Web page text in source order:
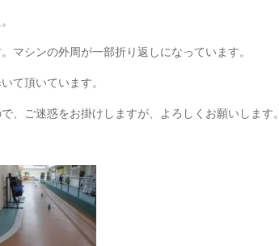
マシンの外周が一部折り返しになっています。
て頂いています。
、ご迷惑をお掛けしますが、よろしくお願いします。